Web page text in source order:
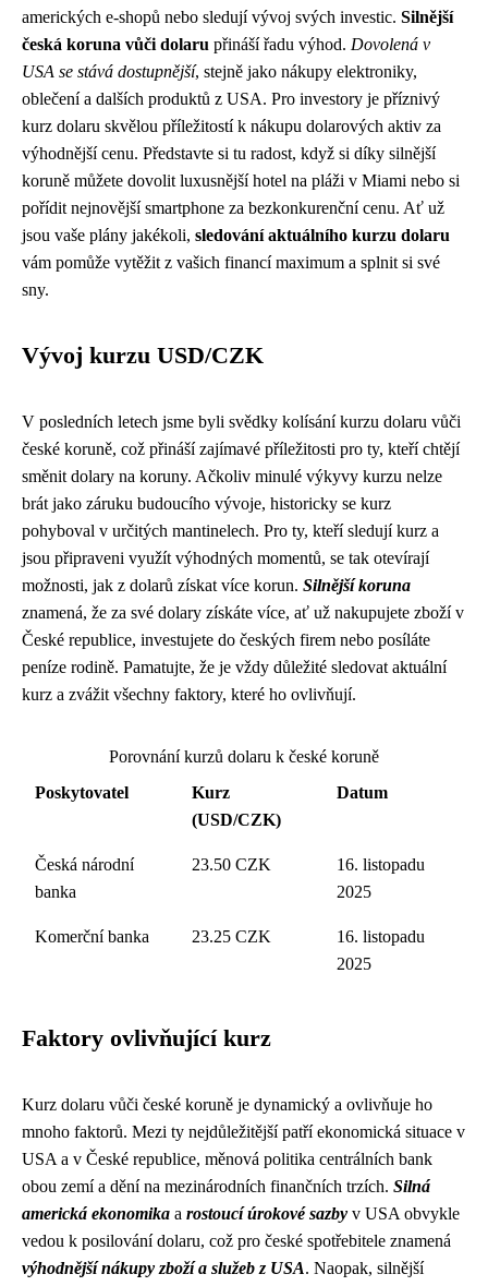
amerických e-shopů nebo sledují vývoj svých investic. Silnější
česká koruna vůči dolaru přináší řadu výhod. Dovolená v
USA se stává dostupnější, stejně jako nákupy elektroniky,
oblečení a dalších produktů z USA. Pro investory je příznivý
kurz dolaru skvělou příležitostí k nákupu dolarových aktiv za
výhodnější cenu. Představte si tu radost, když si díky silnější
koruně můžete dovolit luxusnější hotel na pláži v Miami nebo si
pořídit nejnovější smartphone za bezkonkurenční cenu. Ať už
jsou vaše plány jakékoli, sledování aktuálního kurzu dolaru
vám pomůže vytěžit z vašich financí maximum a splnit si své
sny.
Vývoj kurzu USD/CZK
V posledních letech jsme byli svědky kolísání kurzu dolaru vůči
české koruně, což přináší zajímavé příležitosti pro ty, kteří chtějí
směnit dolary na koruny. Ačkoliv minulé výkyvy kurzu nelze
brát jako záruku budoucího vývoje, historicky se kurz
pohyboval v určitých mantinelech. Pro ty, kteří sledují kurz a
jsou připraveni využít výhodných momentů, se tak otevírají
možnosti, jak z dolarů získat více korun. Silnější koruna
znamená, že za své dolary získáte více, ať už nakupujete zboží v
České republice, investujete do českých firem nebo posíláte
peníze rodině. Pamatujte, že je vždy důležité sledovat aktuální
kurz a zvážit všechny faktory, které ho ovlivňují.
Porovnání kurzů dolaru k české koruně
Poskytovatel
Kurz
(USD/CZK)
Datum
Česká národní
banka
23.50 CZK
16. listopadu
2025
Komerční banka 23.25 CZK
16. listopadu
2025
Faktory ovlivňující kurz
Kurz dolaru vůči české koruně je dynamický a ovlivňuje ho
mnoho faktorů. Mezi ty nejdůležitější patří ekonomická situace v
USA a v České republice, měnová politika centrálních bank
obou zemí a dění na mezinárodních finančních trzích. Silná
americká ekonomika a rostoucí úrokové sazby v USA obvykle
vedou k posilování dolaru, což pro české spotřebitele znamená
výhodnější nákupy zboží a služeb z USA. Naopak, silnější